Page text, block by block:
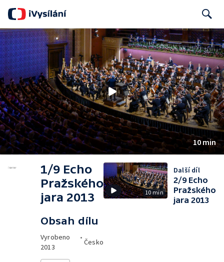
Search
10 min
1/9 Echo
Pražského
jara 2013
Obsah dílu
Vyrobeno
2013
•
Česko
10 min
Další díl
2/9 Echo
Pražského
jara 2013